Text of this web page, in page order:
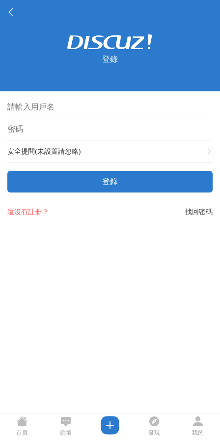
登錄
安全提問(未設置請忽略)
登錄
找回密碼
還沒有註冊？
首頁 論壇 發現 我的